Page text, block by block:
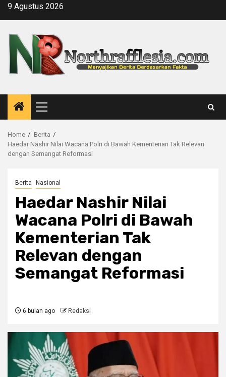
Skip9 Agustus 2026
Primary
Menu
Home
Berita
Haedar Nashir Nilai Wacana Polri di Bawah Kementerian Tak Relevan
dengan Semangat Reformasi
Berita Nasional
Haedar Nashir Nilai
Wacana Polri di Bawah
Kementerian Tak
Relevan dengan
Semangat Reformasi
6 bulan ago Redaksi